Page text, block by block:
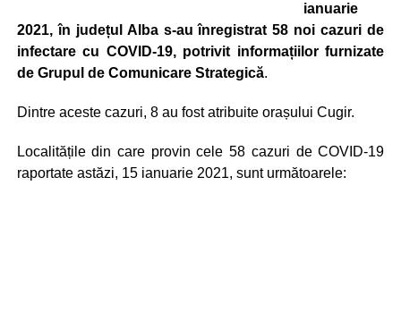
ianuarie
2021, în județul Alba s-au înregistrat 58 noi cazuri de
infectare cu COVID-19, potrivit informațiilor furnizate
de Grupul de Comunicare Strategică.
Dintre aceste cazuri, 8 au fost atribuite orașului Cugir.
Localitățile din care provin cele 58 cazuri de COVID-19
raportate astăzi, 15 ianuarie 2021, sunt următoarele: